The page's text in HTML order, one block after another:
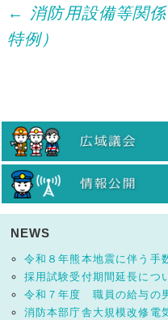
Post
navigation
←
消防用設備等関
特例）
NEWS
令和８年熊本地震に伴う手
採用試験受付期間延長につ
令和７年度 職員の給与の
消防本部庁舎大規模改修電